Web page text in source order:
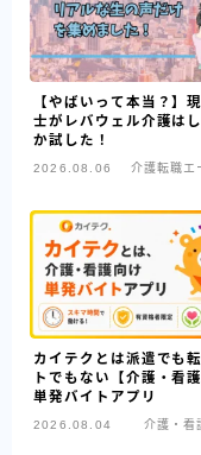
【やばいって本当？】
士がレバウェル介護は
か試した！
2026.08.06 介護転職エ
カイテクとは派遣でも
トでもない【介護・看
単発バイトアプリ
2026.08.04 介護・看